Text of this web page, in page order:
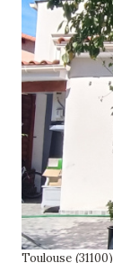
Toulouse (31100)